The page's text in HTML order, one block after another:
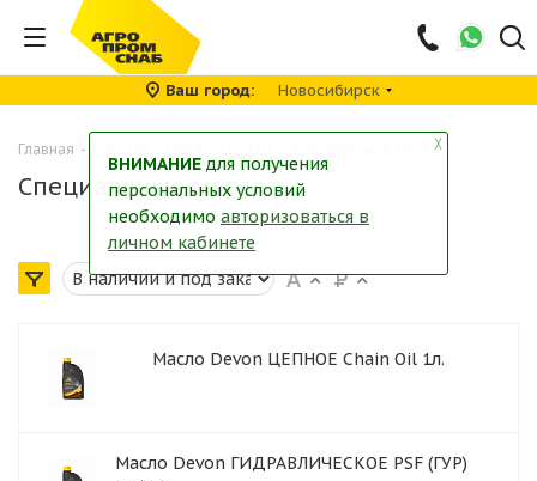
Ваш город Новосибирск
Главная - Специальные масла
Специальные масла
Масло Devon ЦЕПНОЕ Chain Oil 1л.
Масло Devon ГИДРАВЛИЧЕСКОЕ PSF (ГУР)
╳
ВНИМАНИЕ для получения
персональных условий
необходимо авторизоваться в
личном кабинете